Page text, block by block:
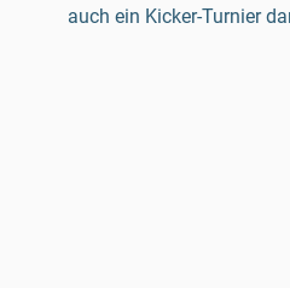
auch ein Kicker-Turnier